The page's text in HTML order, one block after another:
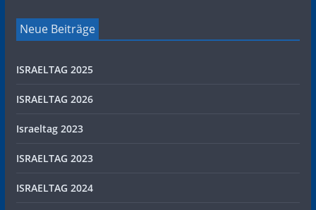
Neue Beiträge
ISRAELTAG 2025
ISRAELTAG 2026
Israeltag 2023
ISRAELTAG 2023
ISRAELTAG 2024